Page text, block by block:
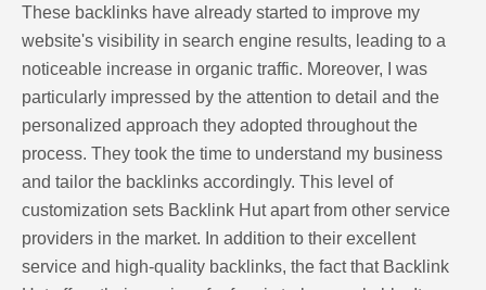
These backlinks have already started to improve my
website's visibility in search engine results, leading to a
noticeable increase in organic traffic. Moreover, I was
particularly impressed by the attention to detail and the
personalized approach they adopted throughout the
process. They took the time to understand my business
and tailor the backlinks accordingly. This level of
customization sets Backlink Hut apart from other service
providers in the market. In addition to their excellent
service and high-quality backlinks, the fact that Backlink